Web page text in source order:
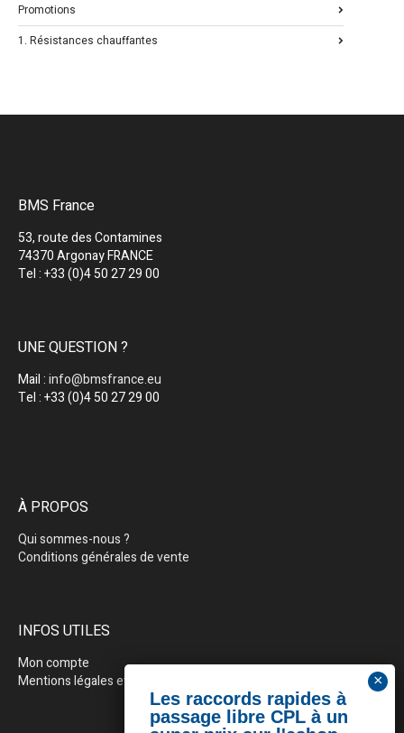
Promotions
1. Résistances chauffantes
BMS France
53, route des Contamines
74370 Argonay FRANCE
Tel : +33 (0)4 50 27 29 00
UNE QUESTION ?
Mail :info@bmsfrance.eu
Tel : +33 (0)4 50 27 29 00
À PROPOS
Qui sommes-nous ?
Conditions générales de vente
INFOS UTILES
Mon compte
Mentions légales et politique de confidentialité